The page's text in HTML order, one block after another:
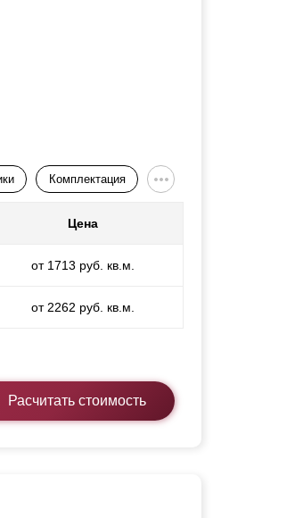
Комплектация
Цена
от 1713 руб. кв.м.
от 2262 руб. кв.м.
Расчитать стоимость